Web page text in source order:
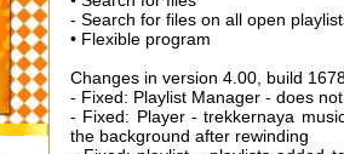
- Search for files on all open
• Flexible program
Changes in version 4.00, build
- Fixed: Playlist Manager - does
- Fixed: Player - trekkernaya
the background after rewinding